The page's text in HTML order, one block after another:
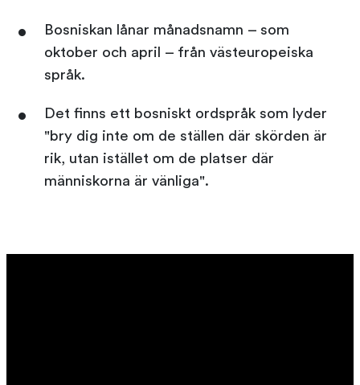
Bosniskan lånar månadsnamn – som
oktober och april – från västeuropeiska
språk.
Det finns ett bosniskt ordspråk som lyder
"bry dig inte om de ställen där skörden är
rik, utan istället om de platser där
människorna är vänliga".